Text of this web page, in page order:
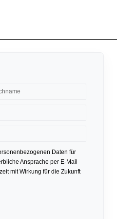
Daten für
Ansprache per E-Mail
mit Wirkung für die Zukunft